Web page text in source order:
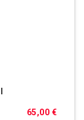
65,00 €